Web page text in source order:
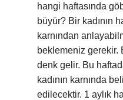
hangi haftasında
büyür? Bir kadının
karnından
beklemeniz gerekir.
denk gelir. Bu
kadının karnında
edilecektir. 1 aylık